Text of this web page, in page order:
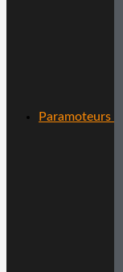
Paramoteurs